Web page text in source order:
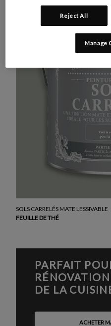
SOLS CARRELÉS MATE LESSIVABLE
FEUILLE DE THÉ
PARFAIT
DE LA
ACHETER
Reject All
Manage